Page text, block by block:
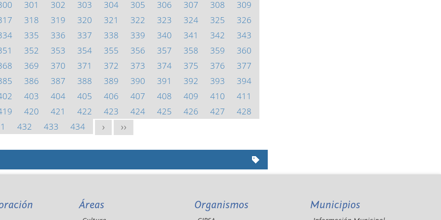
301 302 303 304 305 306 307 308
309
318 319 320 321 322 323 324 325
326
335 336 337 338 339 340 341 342
343
352 353 354 355 356 357 358 359
360
369 370 371 372 373 374 375 376
377
386 387 388 389 390 391 392 393
394
403 404 405 406 407 408 409 410
411
420 421 422 423 424 425 426 427
428
432 433 434 > >>
Áreas Organismos Municipios